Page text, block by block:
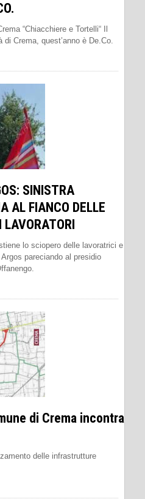
“Chiacchiere e Tortelli“ Il
Crema, quest’anno è De.Co.
SINISTRA
AL FIANCO DELLE
LAVORATORI
lo sciopero delle lavoratrici e
pareciando al presidio
di Crema incontra
delle infrastrutture